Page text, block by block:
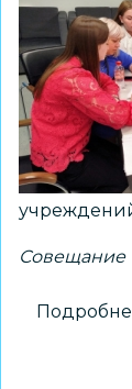
Совещание